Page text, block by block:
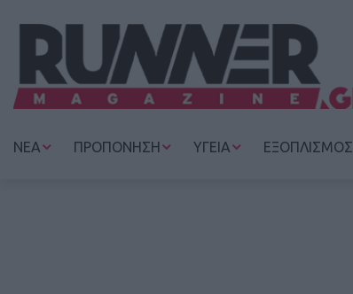
ΝΕΑ ΠΡΟΠΟΝΗΣΗ ΥΓΕΙΑ ΕΞΟΠΛΙΣΜΟΣ